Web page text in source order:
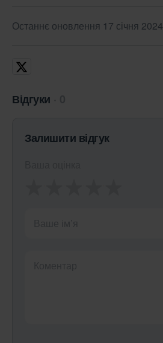
Останнє оновлення 17 січня 2024
Відгуки
Залишити відгук